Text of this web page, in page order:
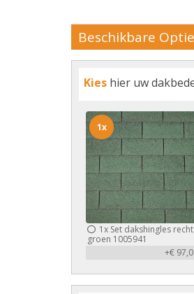
Beschikbare
Kies hier uw
1x Set dakshingles recht
groen 1005941
+€
1x